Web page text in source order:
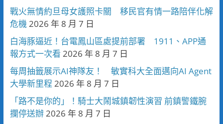
戰火無情約旦母女護照卡關 移民官有情一路陪伴化解
危機 2026 年 8 月 7 日
白海豚逼近！台電鳳山區處提前部署 1911、APP通
報方式一次看 2026 年 8 月 7 日
每周抽籤展示AI神隊友！ 敏實科大全面邁向AI Agent
大學新里程 2026 年 8 月 7 日
「路不是你的」！騎士大鬧城鎮韌性演習 前鎮警鐵腕
攔停送辦 2026 年 8 月 7 日